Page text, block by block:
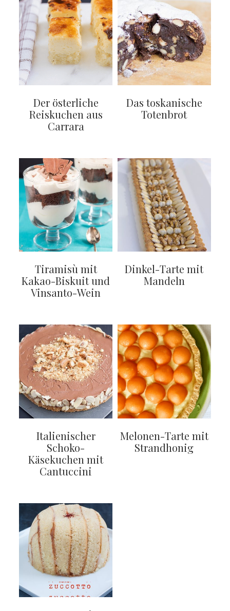
Der österliche
Reiskuchen aus
Carrara
Das toskanische
Totenbrot
Tiramisù mit
Kakao-Biskuit und
Vinsanto-Wein
Dinkel-Tarte mit
Mandeln
Italienischer
Schoko-
Käsekuchen mit
Cantuccini
Melonen-Tarte mit
Strandhonig